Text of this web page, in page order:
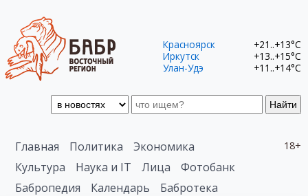
Найти
Красноярск
+21..+13°C
Иркутск
+13..+15°C
Улан-Удэ
+11..+14°C
18+
Главная Политика
Экономика
Культура
Наука и IT Лица
Фотобанк
Бабропедия
Календарь Бабротека